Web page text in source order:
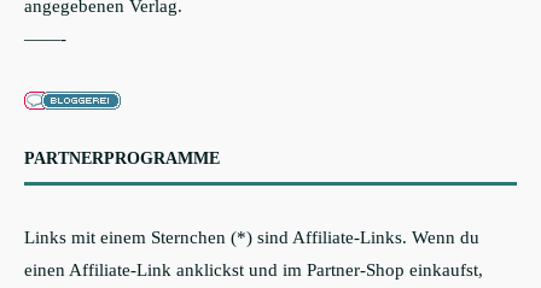
angegebenen Verlag.
——-
PARTNERPROGRAMME
Links mit einem Sternchen (*) sind Affiliate-Links. Wenn du
einen Affiliate-Link anklickst und im Partner-Shop einkaufst,